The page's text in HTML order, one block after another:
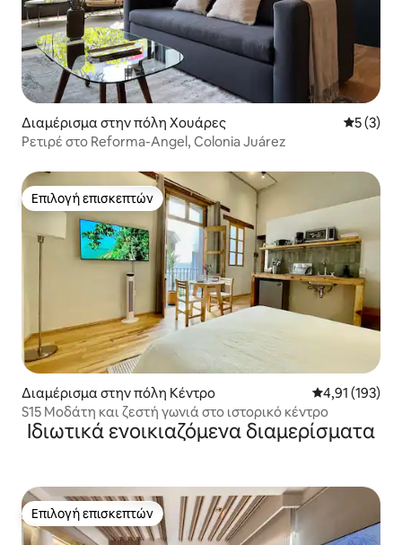
Διαμέρισμα στην πόλη Χουάρες Μέση
5 (3)
Ρετιρέ στο Reforma-Angel, Colonia Juárez
Επιλογή επισκεπτών
Επιλογή επισκεπτών
Διαμέρισμα στην πόλη Κέντρο Μέση
4,91 (193)
S15 Μοδάτη και ζεστή γωνιά στο ιστορικό κέντρο
Ιδιωτικά ενοικιαζόμενα διαμερίσματα
Επιλογή επισκεπτών
Επιλογή επισκεπτών